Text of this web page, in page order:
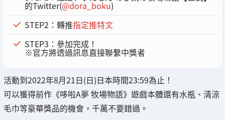
的Twitter(@dora_boku)
STEP2：轉推指定推特文
STEP3：參加完成！
※官方將透過訊息直接聯繫中獎者
活動到2022年8月21日(日)日本時間23:59為止！
可以獲得前作《哆啦A夢 牧場物語》遊戲本體還有水瓶、清涼
毛巾等豪華獎品的機會，千萬不要錯過。